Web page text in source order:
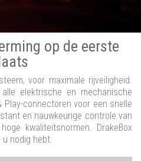
op de eerste
voor maximale rijveiligheid.
elektrische en mechanische
connectoren voor een snelle
en nauwkeurige controle van
kwaliteitsnormen. DrakeBox
nodig hebt.